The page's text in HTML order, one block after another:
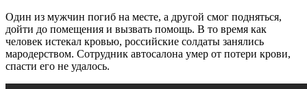
Один из мужчин погиб на месте, а другой смог подняться,
дойти до помещения и вызвать помощь. В то время как
человек истекал кровью, российские солдаты занялись
мародерством. Сотрудник автосалона умер от потери крови,
спасти его не удалось.